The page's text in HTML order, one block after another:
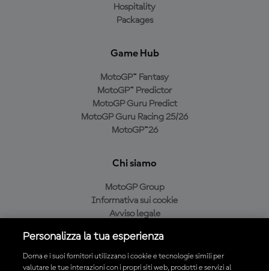
Hospitality
Packages
Game Hub
MotoGP™ Fantasy
MotoGP™ Predictor
MotoGP Guru Predict
MotoGP Guru Racing 25/26
MotoGP™26
Chi siamo
MotoGP Group
Informativa sui cookie
Avviso legale
Condizioni di acquisto
Personalizza la tua esperienza
Dorna e i suoi fornitori utilizzano i cookie e tecnologie simili per
valutare le tue interazioni con i propri siti web, prodotti e servizi al